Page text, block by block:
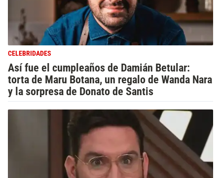
CELEBRIDADES
Así fue el cumpleaños de Damián Betular:
torta de Maru Botana, un regalo de Wanda Nara
y la sorpresa de Donato de Santis